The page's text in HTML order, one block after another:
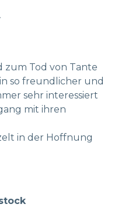
zum Tod von Tante
so freundlicher und
sehr interessiert
mit ihren
in der Hoffnung